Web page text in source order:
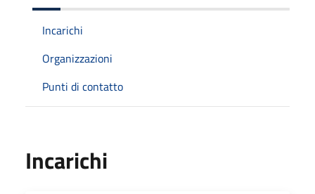
Incarichi
Organizzazioni
Punti di contatto
Incarichi